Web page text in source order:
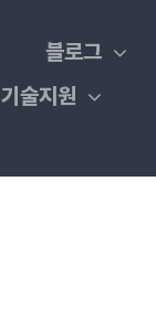
블로그
기술지원